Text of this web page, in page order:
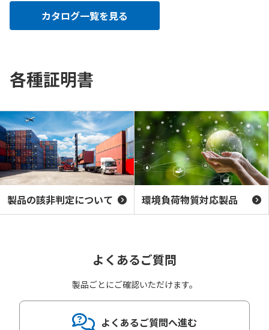
カタログ一覧を見る
各種証明書
製品の該非判定について 環境負荷物質対応製品
よくあるご質問
製品ごとにご確認いただけます。
よくあるご質問へ進む